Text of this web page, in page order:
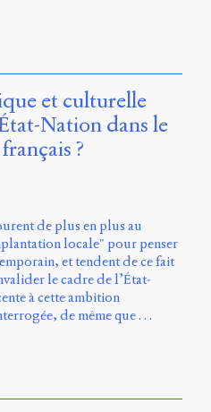
et culturelle
Nation dans le
?
de plus en plus au
locale" pour penser
et tendent de ce fait
le cadre de l’État-
à cette ambition
de même que …